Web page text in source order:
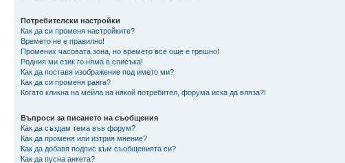
Потребителски настройки
Как да си променя настройките?
Времето не е правилно!
Промених часовата зона, но времето все още е грешно!
Родния ми език го няма в списъка!
Как да поставя изображение под името ми?
Как да си променя ранга?
Когато кликна на мейла на някой потребител, форума иска да вляза?!
Въпроси за писането на съобщения
Как да създам тема във форум?
Как да променя или изтрия мнение?
Как да добавя подпис към съобщенията си?
Как да пусна анкета?